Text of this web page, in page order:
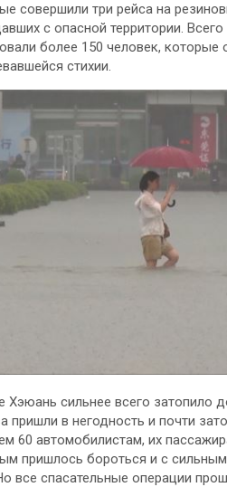
совершили три рейса на
с опасной территории. Всего
более 150 человек, которые
стихии.
Хэюань сильнее всего затопило
пришли в негодность и почти
60 автомобилистам, их
пришлось бороться и с
все спасательные операции